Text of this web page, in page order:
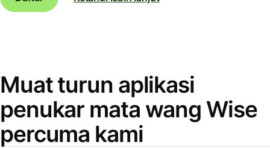
Muat turun aplikasi
penukar mata wang Wise
percuma kami